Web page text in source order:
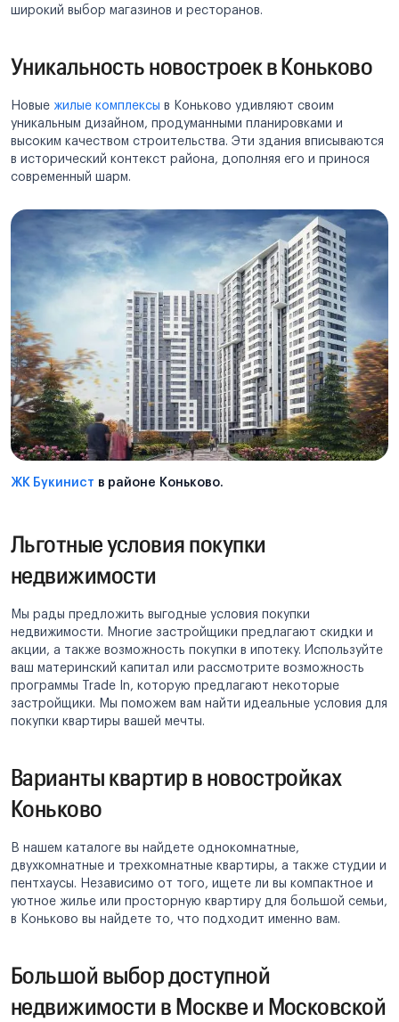
широкий выбор магазинов и ресторанов.
Уникальность новостроек в Коньково
Новые жилые комплексы в Коньково удивляют своим
уникальным дизайном, продуманными планировками и
высоким качеством строительства. Эти здания вписываются
в исторический контекст района, дополняя его и принося
современный шарм.
ЖК Букинист в районе Коньково.
Льготные условия покупки
недвижимости
Мы рады предложить выгодные условия покупки
недвижимости. Многие застройщики предлагают скидки и
акции, а также возможность покупки в ипотеку. Используйте
ваш материнский капитал или рассмотрите возможность
программы Trade In, которую предлагают некоторые
застройщики. Мы поможем вам найти идеальные условия для
покупки квартиры вашей мечты.
Варианты квартир в новостройках
Коньково
В нашем каталоге вы найдете однокомнатные,
двухкомнатные и трехкомнатные квартиры, а также студии и
пентхаусы. Независимо от того, ищете ли вы компактное и
уютное жилье или просторную квартиру для большой семьи,
в Коньково вы найдете то, что подходит именно вам.
Большой выбор доступной
недвижимости в Москве и Московской